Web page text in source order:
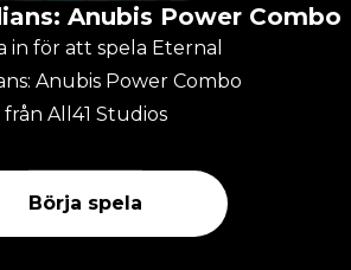
Anubis Power Combo
in för att spela Eternal
Anubis Power Combo
från All41 Studios
Börja spela